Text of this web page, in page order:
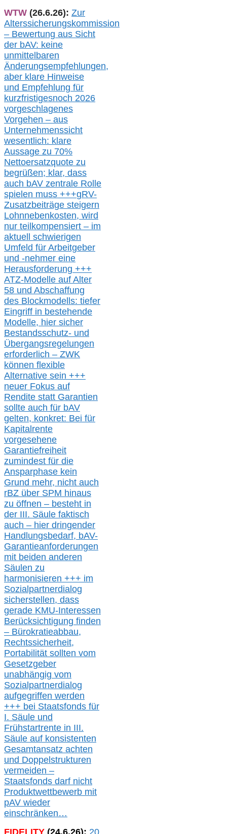
WTW (26.6.26): Zur
Alterssicherungskommission
– Bewertung aus Sicht
der bAV: keine
unmittelbaren
Änderungsempfehlungen,
aber klare Hinweise
und Empfehlung für
kurzfristigesnoch 2026
vorgeschlagenes
Vorgehen – aus
Unternehmenssicht
wesentlich: klare
Aussage zu 70%
Nettoersatzquote zu
begrüßen; klar, dass
auch bAV zentrale Rolle
spielen muss +++gRV-
Zusatzbeiträge steigern
Lohnnebenkosten, wird
nur teilkompensiert – im
aktuell schwierigen
Umfeld für Arbeitgeber
und -nehmer eine
Herausforderung +++
ATZ-Modelle auf Alter
58 und Abschaffung
des Blockmodells: tiefer
Eingriff in bestehende
Modelle, hier sicher
Bestandsschutz- und
Übergangsregelungen
erforderlich – ZWK
können flexible
Alternative sein +++
neuer Fokus auf
Rendite statt Garantien
sollte auch für bAV
gelten, konkret: Bei für
Kapitalrente
vorgesehene
Garantiefreiheit
zumindest für die
Ansparphase kein
Grund mehr, nicht auch
rBZ über SPM hinaus
zu öffnen – besteht in
der III. Säule faktisch
auch – hier dringender
Handlungsbedarf, bAV-
Garantieanforderungen
mit beiden anderen
Säulen zu
harmonisieren +++ im
Sozialpartnerdialog
sicherstellen, dass
gerade KMU-Interessen
Berücksichtigung finden
– Bürokratieabbau,
Rechtssicherheit,
Portabilität sollten vom
Gesetzgeber
unabhängig vom
Sozialpartnerdialog
aufgegriffen werden
+++ bei Staatsfonds für
I. Säule und
Frühstartrente in III.
Säule auf konsistenten
Gesamtansatz achten
und Doppelstrukturen
vermeiden –
Staatsfonds darf nicht
Produktwettbewerb mit
pAV wieder
einschränken…